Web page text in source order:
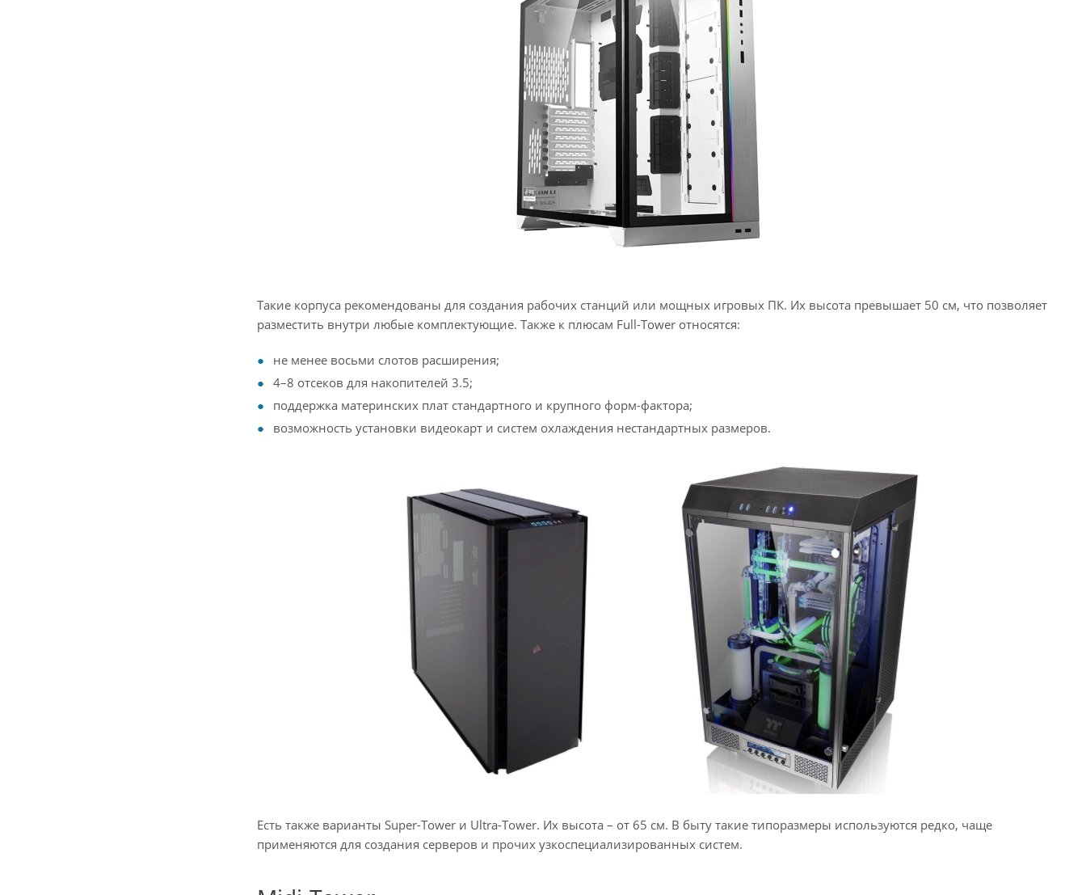
Такие корпуса рекомендованы для создания рабочих станций или мощных игровых ПК. Их высота превышает 50 см, что позволяет
разместить внутри любые комплектующие. Также к плюсам Full-Tower относятся:
не менее восьми слотов расширения;
4–8 отсеков для накопителей 3.5;
поддержка материнских плат стандартного и крупного форм-фактора;
возможность установки видеокарт и систем охлаждения нестандартных размеров.
Есть также варианты Super-Tower и Ultra-Tower. Их высота – от 65 см. В быту такие типоразмеры используются редко, чаще
применяются для создания серверов и прочих узкоспециализированных систем.